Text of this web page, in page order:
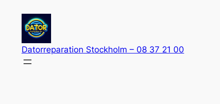
innehåll
Datorreparation Stockholm – 08 37 21 00